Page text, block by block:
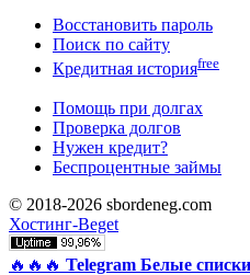
Восстановить пароль
Поиск по сайту
Кредитная историяfree
Помощь при долгах
Проверка долгов
Нужен кредит?
Беспроцентные займы
© 2018-2026 sbordeneg.com
Хостинг-Beget
🔥🔥🔥 Telegram Белые списки